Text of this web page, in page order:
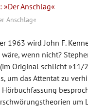
Anschlag«
1963 wird John F.
wäre, wenn nicht?
Original schlicht »11/
um das Attentat zu
um